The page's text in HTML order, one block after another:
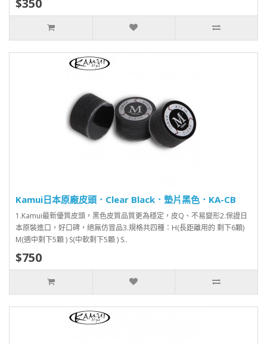
Kamui日本原廠皮頭．Clear Black．墊片黑色．KA-CB
1.Kamui最新優質皮頭，黑色皮質品質更為穩定，皮Q、不易變形2.保證日
本原裝進口，好口碑，絕無仿冒品3.規格共四種：H(長距離用的 剩下6顆)
M(適中剩下5顆 ) S(中軟剩下5顆 ) S..
$750